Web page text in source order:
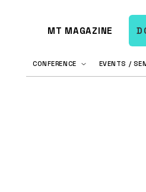
MT MAGAZINE
CONFERENCE EVENTS /